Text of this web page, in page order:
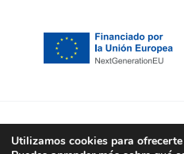
Preguntas frecuentes Contacto
Utilizamos cookies para